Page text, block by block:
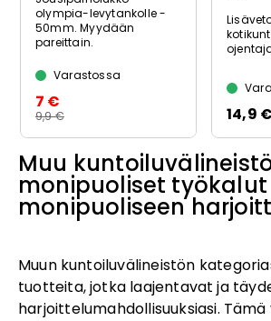
olympia-levytankolle -
50mm. Myydään
pareittain.
Varastossa
9,9 €
7 €
14,9 €
Muu
monipuoliset työkalut
monipuoliseen
Muun kuntoiluvälineistön
tuotteita, jotka laajentavat ja
harjoittelumahdollisuuksiasi.